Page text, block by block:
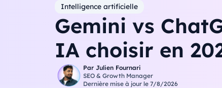
Intelligence artificielle
Gemini vs
IA choisir en
Par Julien Fournari
SEO & Growth Manager
Dernière mise à jour le 7/8/2026